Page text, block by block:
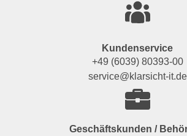
Kundenservice
+49 (6039) 80393-00
service@klarsicht-it.de
Geschäftskunden /